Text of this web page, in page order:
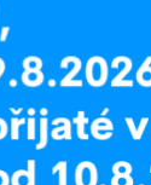
naše
nás